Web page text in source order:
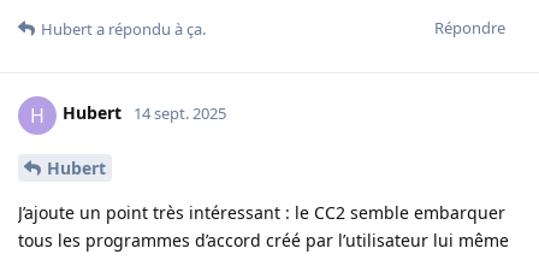
Répondre
Huberta répondu à ça.
H Hubert 14 sept. 2025
Hubert
J’ajoute un point très intéressant : le CC2 semble embarquer
tous les programmes d’accord créé par l’utilisateur lui même